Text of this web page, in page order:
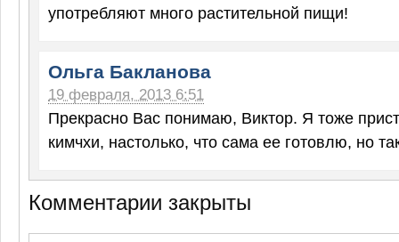
употребляют много растительной пищи!
Ольга Бакланова
19 февраля, 2013 6:51
Прекрасно Вас понимаю, Виктор. Я тоже
кимчхи, настолько, что сама ее готовлю, но
Комментарии закрыты